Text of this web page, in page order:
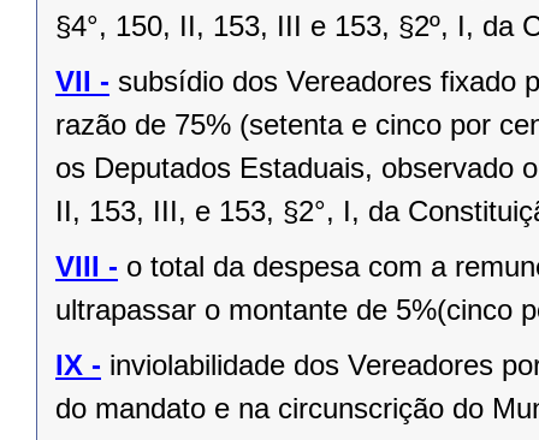
§4°, 150, II, 153, III e 153, §2º, I, da
VII - subsídio dos Vereadores fixado
razão de 75% (setenta e cinco por
os Deputados Estaduais, observado
II, 153, III, e 153, §2°, I, da
VIII - o total da despesa com a
ultrapassar o montante de 5%(cinco
IX - inviolabilidade dos Vereadores
do mandato e na circunscrição do